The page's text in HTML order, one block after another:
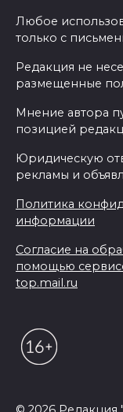
Любое
только с
Редакция не
размещенные
Мнение автора
позицией
Юридическую
рекламы и
Политика
информации
Согласие на
помощью
top.mail.ru